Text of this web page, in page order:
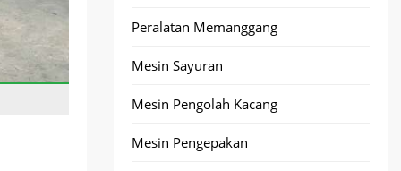
Peralatan Memanggang
Mesin Sayuran
Mesin Pengolah Kacang
Mesin Pengepakan